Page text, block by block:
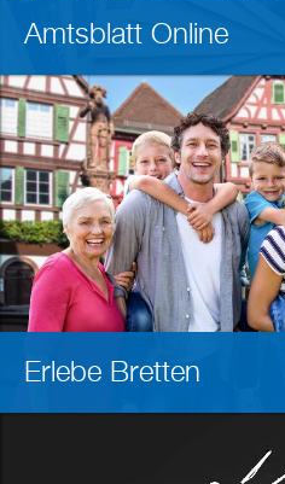
Amtsblatt Online
Erlebe Bretten